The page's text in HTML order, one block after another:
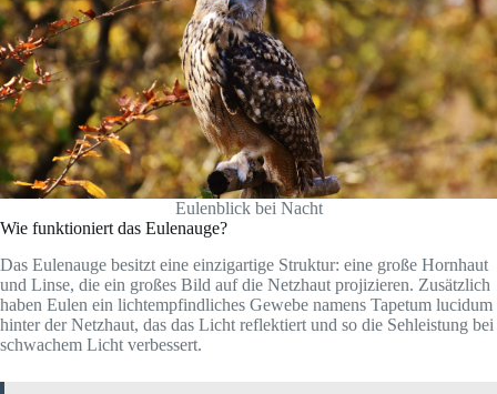
Eulenblick bei Nacht
Wie funktioniert das Eulenauge?
Das Eulenauge besitzt eine einzigartige Struktur: eine große Hornhaut
und Linse, die ein großes Bild auf die Netzhaut projizieren. Zusätzlich
haben Eulen ein lichtempfindliches Gewebe namens Tapetum lucidum
hinter der Netzhaut, das das Licht reflektiert und so die Sehleistung bei
schwachem Licht verbessert.